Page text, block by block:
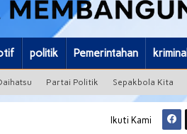
politik Pemerintahan kriminal
Partai Politik Sepakbola Kita
Ikuti Kami